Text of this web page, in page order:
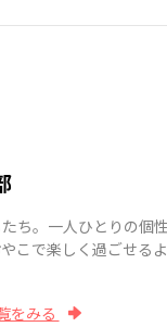
ち。一人ひとりの個
こで楽しく過ごせるよ
をみる